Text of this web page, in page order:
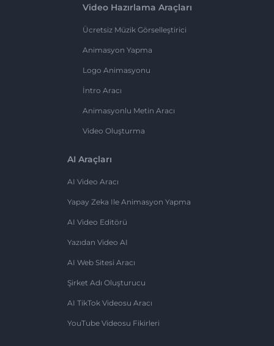
Video Hazırlama Araçları
Ücretsiz Müzik Görselleştirici
Animasyon Yapma
Logo Animasyonu
İntro Aracı
Animasyonlu Metin Aracı
Video Oluşturma
AI Araçları
AI Video Aracı
Yapay Zeka Ile Animasyon Yapma
AI Video Editörü
Yazıdan Video AI
AI Web Sitesi Aracı
Şirket Adı Oluşturucu
AI TikTok Videosu Aracı
YouTube Videosu Fikirleri